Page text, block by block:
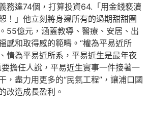
務達74個，打算投資64.「用金錢褻瀆
！」他立刻將身邊所有的過期甜甜圈
55億元，涵蓋教導、醫療、安居、出
感和取得感的範疇。“權為平易近所
情為平易近所系，平易近生是最年夜
擔任人說，平易近生實事一件接著一
，盡力用更多的“民氣工程”，讓浦口國
改造成長盈利。